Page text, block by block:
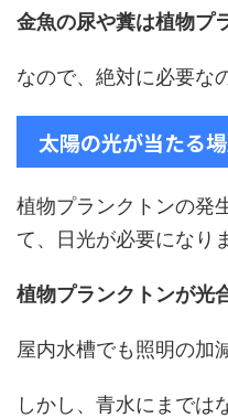
金魚の尿や糞は植物プ
なので、絶対に必要な
太陽の光が当たる
植物プランクトンの発
て、日光が必要になり
植物プランクトンが光
屋内水槽でも照明の加
しかし、青水にまでは